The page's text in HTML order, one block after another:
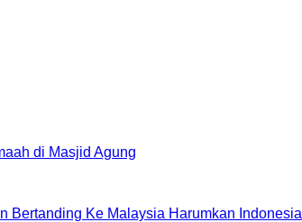
Bertanding Ke Malaysia Harumkan Indonesia